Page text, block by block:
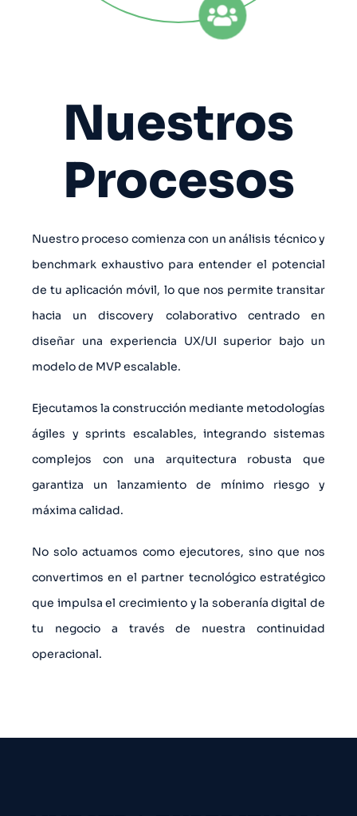
Nuestros
Procesos
Nuestro proceso comienza con un análisis técnico y
benchmark exhaustivo para entender el potencial
de tu aplicación móvil, lo que nos permite transitar
hacia un discovery colaborativo centrado en
diseñar una experiencia UX/UI superior bajo un
modelo de MVP escalable.
Ejecutamos la construcción mediante metodologías
ágiles y sprints escalables, integrando sistemas
complejos con una arquitectura robusta que
garantiza un lanzamiento de mínimo riesgo y
máxima calidad.
No solo actuamos como ejecutores, sino que nos
convertimos en el partner tecnológico estratégico
que impulsa el crecimiento y la soberanía digital de
tu negocio a través de nuestra continuidad
operacional.